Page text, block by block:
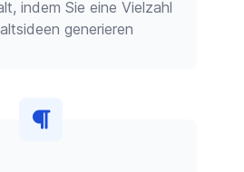
indem Sie eine Vielzahl
generieren